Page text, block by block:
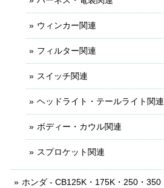
ウィンカー関連
フィルター関連
スイッチ関連
ヘッドライト・テールライト関連
ボディー・カウル関連
スプロケット関連
ホンダ - CB125K・175K・250・350